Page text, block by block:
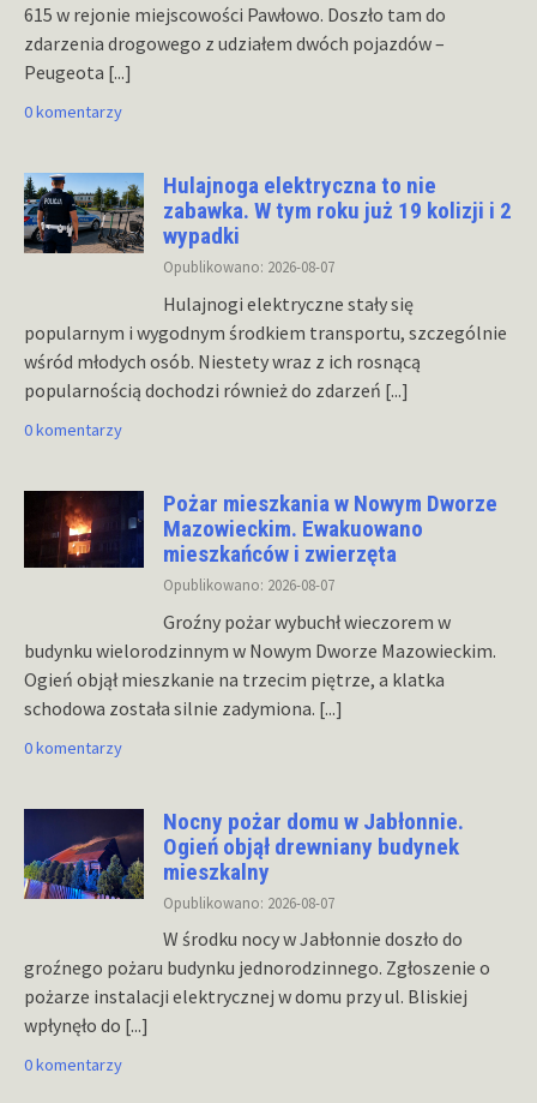
615 w rejonie miejscowości Pawłowo. Doszło tam do
zdarzenia drogowego z udziałem dwóch pojazdów –
Peugeota [...]
0 komentarzy
Hulajnoga elektryczna to nie
zabawka. W tym roku już 19 kolizji i 2
wypadki
Opublikowano: 2026-08-07
Hulajnogi elektryczne stały się
popularnym i wygodnym środkiem transportu, szczególnie
wśród młodych osób. Niestety wraz z ich rosnącą
popularnością dochodzi również do zdarzeń [...]
0 komentarzy
Pożar mieszkania w Nowym Dworze
Mazowieckim. Ewakuowano
mieszkańców i zwierzęta
Opublikowano: 2026-08-07
Groźny pożar wybuchł wieczorem w
budynku wielorodzinnym w Nowym Dworze Mazowieckim.
Ogień objął mieszkanie na trzecim piętrze, a klatka
schodowa została silnie zadymiona. [...]
0 komentarzy
Nocny pożar domu w Jabłonnie.
Ogień objął drewniany budynek
mieszkalny
Opublikowano: 2026-08-07
W środku nocy w Jabłonnie doszło do
groźnego pożaru budynku jednorodzinnego. Zgłoszenie o
pożarze instalacji elektrycznej w domu przy ul. Bliskiej
wpłynęło do [...]
0 komentarzy